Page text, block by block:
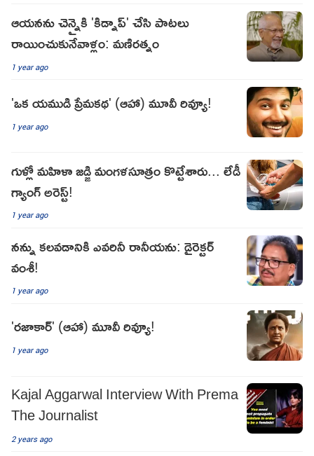
ఆయనను చెన్నైకి 'కిడ్నాప్' చేసి పాటలు
రాయించుకునేవాళ్లం: మణిరత్నం
1 year ago
'ఒక యముడి ప్రేమకథ' (ఆహా) మూవీ రివ్యూ!
1 year ago
గుళ్లో మహిళా జడ్జి మంగళసూత్రం కొట్టేశారు... లేడీ
గ్యాంగ్ అరెస్ట్!
1 year ago
నన్ను కలవడానికి ఎవరినీ రానీయను: డైరెక్టర్
వంశీ!
1 year ago
'రజాకార్' (ఆహా) మూవీ రివ్యూ!
1 year ago
Kajal Aggarwal Interview With Prema
The Journalist
2 years ago